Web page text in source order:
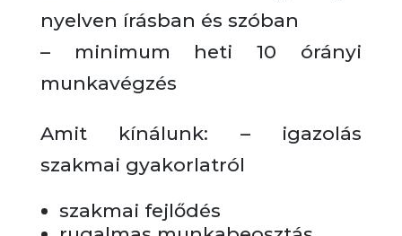
nyelven írásban és szóban
– minimum heti 10 órányi
munkavégzés
Amit kínálunk: – igazolás
szakmai gyakorlatról
szakmai fejlődés